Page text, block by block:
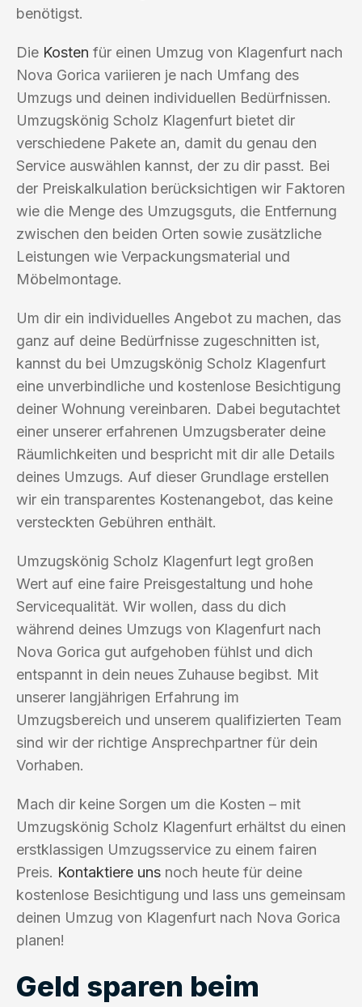
benötigst.
Die Kosten für einen Umzug von Klagenfurt nach
Nova Gorica variieren je nach Umfang des
Umzugs und deinen individuellen Bedürfnissen.
Umzugskönig Scholz Klagenfurt bietet dir
verschiedene Pakete an, damit du genau den
Service auswählen kannst, der zu dir passt. Bei
der Preiskalkulation berücksichtigen wir Faktoren
wie die Menge des Umzugsguts, die Entfernung
zwischen den beiden Orten sowie zusätzliche
Leistungen wie Verpackungsmaterial und
Möbelmontage.
Um dir ein individuelles Angebot zu machen, das
ganz auf deine Bedürfnisse zugeschnitten ist,
kannst du bei Umzugskönig Scholz Klagenfurt
eine unverbindliche und kostenlose Besichtigung
deiner Wohnung vereinbaren. Dabei begutachtet
einer unserer erfahrenen Umzugsberater deine
Räumlichkeiten und bespricht mit dir alle Details
deines Umzugs. Auf dieser Grundlage erstellen
wir ein transparentes Kostenangebot, das keine
versteckten Gebühren enthält.
Umzugskönig Scholz Klagenfurt legt großen
Wert auf eine faire Preisgestaltung und hohe
Servicequalität. Wir wollen, dass du dich
während deines Umzugs von Klagenfurt nach
Nova Gorica gut aufgehoben fühlst und dich
entspannt in dein neues Zuhause begibst. Mit
unserer langjährigen Erfahrung im
Umzugsbereich und unserem qualifizierten Team
sind wir der richtige Ansprechpartner für dein
Vorhaben.
Mach dir keine Sorgen um die Kosten – mit
Umzugskönig Scholz Klagenfurt erhältst du einen
erstklassigen Umzugsservice zu einem fairen
Preis. Kontaktiere uns noch heute für deine
kostenlose Besichtigung und lass uns gemeinsam
deinen Umzug von Klagenfurt nach Nova Gorica
planen!
Geld sparen beim